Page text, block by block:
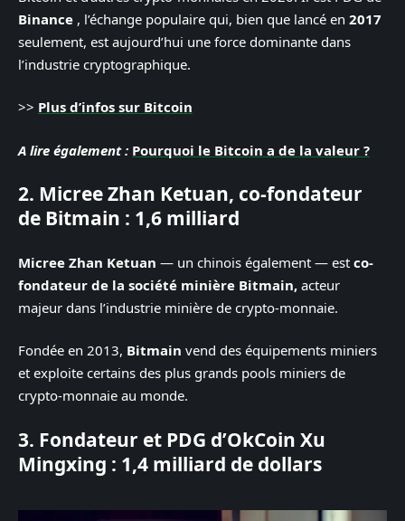
Binance , l’échange populaire qui, bien que lancé en 2017
seulement, est aujourd’hui une force dominante dans
l’industrie cryptographique.
>> Plus d’infos sur Bitcoin
A lire également : Pourquoi le Bitcoin a de la valeur ?
2. Micree Zhan Ketuan, co-fondateur
de Bitmain : 1,6 milliard
Micree Zhan Ketuan — un chinois également — est co-
fondateur de la société minière Bitmain, acteur
majeur dans l’industrie minière de crypto-monnaie.
Fondée en 2013, Bitmain vend des équipements miniers
et exploite certains des plus grands pools miniers de
crypto-monnaie au monde.
3. Fondateur et PDG d’OkCoin Xu
Mingxing : 1,4 milliard de dollars